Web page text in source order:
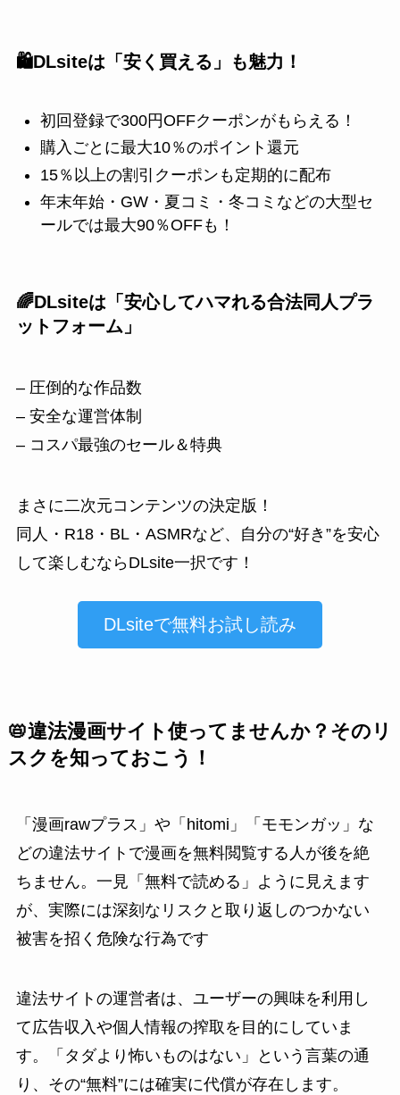
🛍️DLsiteは「安く買える」も魅力！
初回登録で300円OFFクーポンがもらえる！
購入ごとに最大10％のポイント還元
15％以上の割引クーポンも定期的に配布
年末年始・GW・夏コミ・冬コミなどの大型セ
ールでは最大90％OFFも！
🌈DLsiteは「安心してハマれる合法同人プラ
ットフォーム」
– 圧倒的な作品数
– 安全な運営体制
– コスパ最強のセール＆特典
まさに二次元コンテンツの決定版！
同人・R18・BL・ASMRなど、自分の“好き”を安心
して楽しむならDLsite一択です！
DLsiteで無料お試し読み
📛違法漫画サイト使ってませんか？そのリ
スクを知っておこう！
「漫画rawプラス」や「hitomi」「モモンガッ」な
どの違法サイトで漫画を無料閲覧する人が後を絶
ちません。一見「無料で読める」ように見えます
が、実際には深刻なリスクと取り返しのつかない
被害を招く危険な行為です
違法サイトの運営者は、ユーザーの興味を利用し
て広告収入や個人情報の搾取を目的にしていま
す。「タダより怖いものはない」という言葉の通
り、その“無料”には確実に代償が存在します。